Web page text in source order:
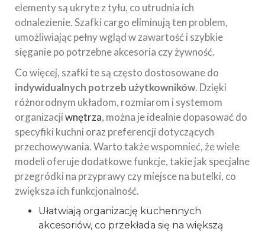
elementy są ukryte z tyłu, co utrudnia ich
odnalezienie. Szafki cargo eliminują ten problem,
umożliwiając pełny wgląd w zawartość i szybkie
sięganie po potrzebne akcesoria czy żywność.
Co więcej, szafki te są często dostosowane do
indywidualnych potrzeb użytkowników. Dzięki
różnorodnym układom, rozmiarom i systemom
organizacjiwnętrza, można je idealnie dopasować do
specyfiki kuchni oraz preferencji dotyczących
przechowywania. Warto także wspomnieć, że wiele
modeli oferuje dodatkowe funkcje, takie jak specjalne
przegródki na przyprawy czy miejsce na butelki, co
zwiększa ich funkcjonalność.
Ułatwiają organizację kuchennych
akcesoriów, co przekłada się na większą